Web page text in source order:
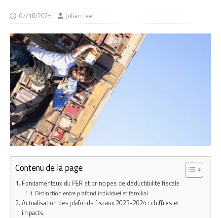
07/10/2025 Julian Lee
Contenu de la page
Fondamentaux du PER et principes de déductibilité fiscale
Distinction entre plafond individuel et familial
Actualisation des plafonds fiscaux 2023-2024 : chiffres et
impacts